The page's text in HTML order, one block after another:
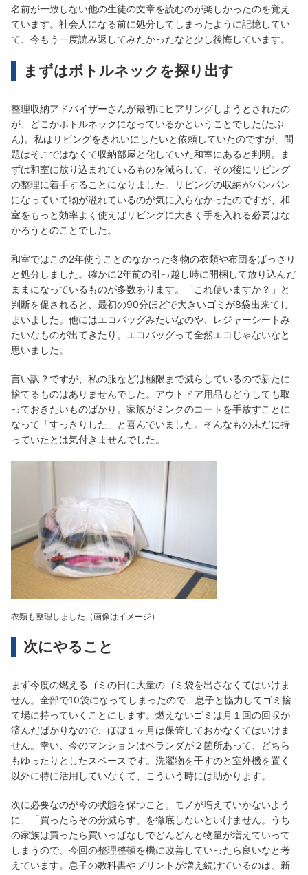
名前が一致しない他の生徒の文章を読むのが楽しかったのを覚え
ています。社会人になる前に処分してしまったように記憶してい
て、今もう一度読み返してみたかったなと少し後悔しています。
まずはボトルネックを探り出す
整理収納アドバイザーさんが最初にヒアリングしようとされたの
が、どこがボトルネックになっているかということでした(たぶ
ん)。私はリビングをきれいにしたいと依頼していたのですが、問
題はそこではなくて収納部屋と化していた和室にあると判明。ま
ずは和室に放り込まれているものを減らして、その後にリビング
の整理に着手することになりました。リビングの収納がパンパン
になっていて物が溢れているのが気に入らなかったのですが、和
室をもっと効率よく使えばリビングに大きく手を入れる必要はな
かろうとのことでした。
和室ではこの2年使うことのなかった冬物の衣類や布団をばっさり
と処分しました。確かに2年前の引っ越し時に開梱して放り込んだ
ままになっているものが多数あります。「これ使いますか？」と
判断を促されると、最初の90分ほどで大きいゴミが8袋出来てし
まいました。他にはエコバッグみたいなのや、レジャーシートみ
たいなものが出てきたり。エコバッグって全然エコじゃないなと
思いました。
言い訳？ですが、私の服などは極限まで減らしているので新たに
捨てるものはありませんでした。アウトドア用品もどうしても取
っておきたいものばかり。家族がミンクのコートを手放すことに
なって「すっきりした」と喜んでいました。そんなもの未だに持
っていたとは気付きませんでした。
衣類も整理しました（画像はイメージ）
次にやること
まず今度の燃えるゴミの日に大量のゴミ袋を出さなくてはいけま
せん。全部で10袋になってしまったので、息子と協力してゴミ捨
て場に持っていくことにします。燃えないゴミは月１回の回収が
済んだばかりなので、ほぼ１ヶ月は保管しておかなくてはいけま
せん。幸い、今のマンションはベランダが２箇所あって、どちら
もゆったりとしたスペースです。洗濯物を干すのと室外機を置く
以外に特に活用していなくて、こういう時には助かります。
次に必要なのが今の状態を保つこと。モノが増えていかないよう
に、「買ったらその分減らす」を徹底しないといけません。うち
の家族は買ったら買いっぱなしでどんどんと物量が増えていって
しまうので、今回の整理整頓を機に改善していったら良いなと考
えています。息子の教科書やプリントが増え続けているのは、新